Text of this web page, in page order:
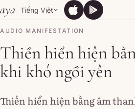
Skip to content
aya Tiếng Việt App Store
App StoreGoogle Play
Google Play
AUDIO MANIFESTATION
Thiền hiển hiện
khi khó ngồi yên
Thiền hiển hiện bằng âm